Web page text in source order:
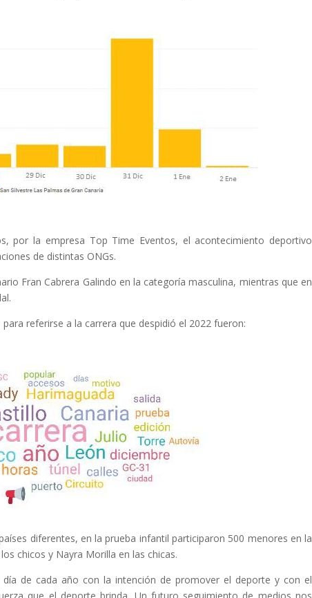
por la empresa Top Time Eventos, el acontecimiento deportivo
de distintas ONGs.
Fran Cabrera Galindo en la categoría masculina, mientras que en
referirse a la carrera que despidió el 2022 fueron:
diferentes, en la prueba infantil participaron 500 menores en la
chicos y Nayra Morilla en las chicas.
de cada año con la intención de promover el deporte y con el
que el deporte brinda. Un futuro seguimiento de medios nos